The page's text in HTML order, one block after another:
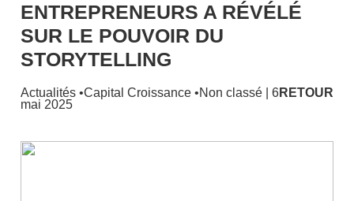
ENTREPRENEURS A RÉVÉLÉ
SUR LE POUVOIR DU
STORYTELLING
Actualités •Capital Croissance •Non classé | 6
mai 2025
RETOUR